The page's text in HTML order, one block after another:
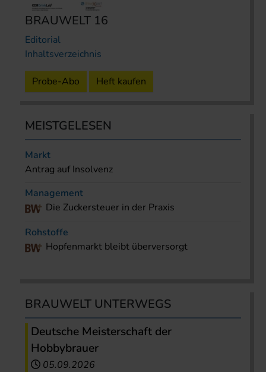
BRAUWELT 16
Editorial
Inhaltsverzeichnis
Probe-Abo Heft kaufen
MEISTGELESEN
Markt
Antrag auf Insolvenz
Management
Die Zuckersteuer in der Praxis
Rohstoffe
Hopfenmarkt bleibt überversorgt
BRAUWELT UNTERWEGS
Deutsche Meisterschaft der
Hobbybrauer
05.09.2026